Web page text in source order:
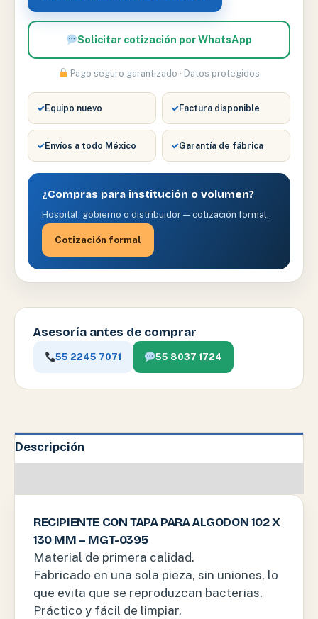
Solicitar cotización por WhatsApp
Pago seguro garantizado · Datos protegidos
✓Equipo nuevo ✓Factura disponible
✓Envíos a todo México ✓Garantía de fábrica
¿Compras para institución o volumen?
Hospital, gobierno o distribuidor — cotización formal.
Cotización formal
Asesoría antes de comprar
55 2245 7071 55 8037 1724
Descripción
RECIPIENTE CON TAPA PARA ALGODON 102 X
130 MM – MGT-0395
Material de primera calidad.
Fabricado en una sola pieza, sin uniones, lo
que evita que se reproduzcan bacterias.
Práctico y fácil de limpiar.